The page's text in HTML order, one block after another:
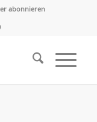
abonnieren